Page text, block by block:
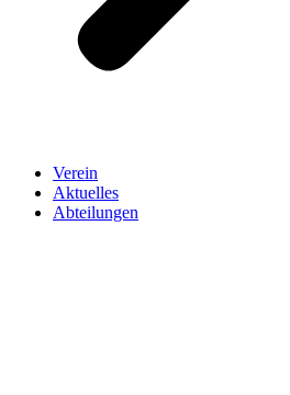
Verein
Aktuelles
Abteilungen